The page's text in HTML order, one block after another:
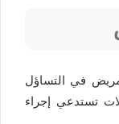
في التساؤل
تستدعي إجراء